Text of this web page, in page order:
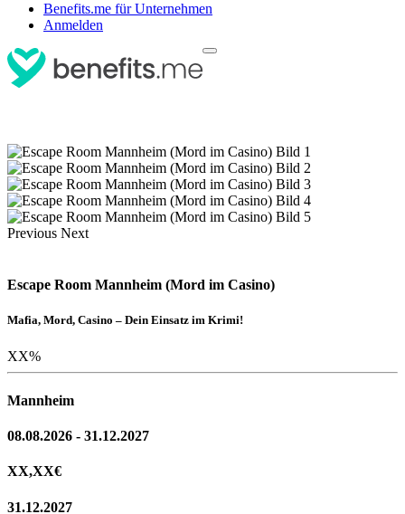
Benefits.me für Unternehmen
Anmelden
Previous Next
Escape Room Mannheim (Mord im Casino)
Mafia, Mord, Casino – Dein Einsatz im Krimi!
XX%
Mannheim
08.08.2026 - 31.12.2027
XX,XX€
31.12.2027